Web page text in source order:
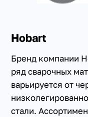
+7(351) 223-
заказать звонок
Hobart
Бренд компании
ряд сварочных
варьируется от
стали.